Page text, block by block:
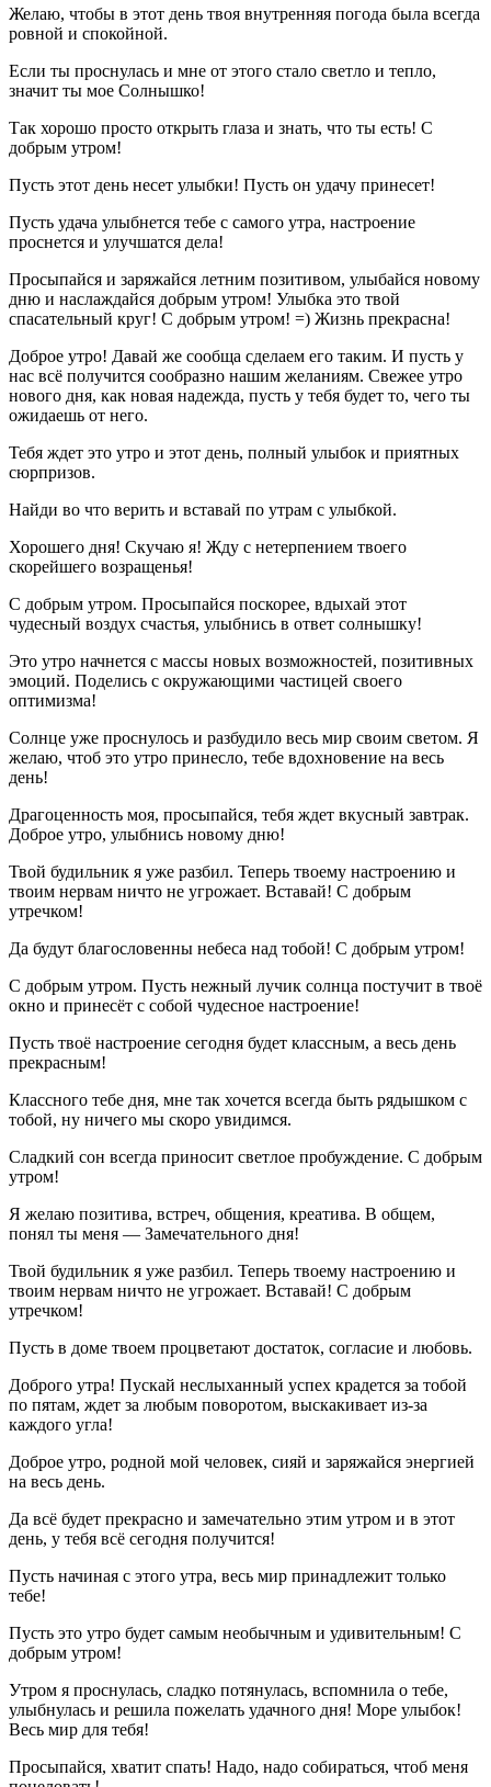
Желаю, чтобы в этот день твоя внутренняя погода была всегда
ровной и спокойной.
Если ты проснулась и мне от этого стало светло и тепло,
значит ты мое Солнышко!
Так хорошо просто открыть глаза и знать, что ты есть! С
добрым утром!
Пусть этот день несет улыбки! Пусть он удачу принесет!
Пусть удача улыбнется тебе с самого утра, настроение
проснется и улучшатся дела!
Просыпайся и заряжайся летним позитивом, улыбайся новому
дню и наслаждайся добрым утром! Улыбка это твой
спасательный круг! С добрым утром! =) Жизнь прекрасна!
Доброе утро! Давай же сообща сделаем его таким. И пусть у
нас всё получится сообразно нашим желаниям. Свежее утро
нового дня, как новая надежда, пусть у тебя будет то, чего ты
ожидаешь от него.
Тебя ждет это утро и этот день, полный улыбок и приятных
сюрпризов.
Найди во что верить и вставай по утрам с улыбкой.
Хорошего дня! Скучаю я! Жду с нетерпением твоего
скорейшего возращенья!
С добрым утром. Просыпайся поскорее, вдыхай этот
чудесный воздух счастья, улыбнись в ответ солнышку!
Это утро начнется с массы новых возможностей, позитивных
эмоций. Поделись с окружающими частицей своего
оптимизма!
Солнце уже проснулось и разбудило весь мир своим светом. Я
желаю, чтоб это утро принесло, тебе вдохновение на весь
день!
Драгоценность моя, просыпайся, тебя ждет вкусный завтрак.
Доброе утро, улыбнись новому дню!
Твой будильник я уже разбил. Теперь твоему настроению и
твоим нервам ничто не угрожает. Вставай! С добрым
утречком!
Да будут благословенны небеса над тобой! С добрым утром!
С добрым утром. Пусть нежный лучик солнца постучит в твоё
окно и принесёт с собой чудесное настроение!
Пусть твоё настроение сегодня будет классным, а весь день
прекрасным!
Классного тебе дня, мне так хочется всегда быть рядышком с
тобой, ну ничего мы скоро увидимся.
Сладкий сон всегда приносит светлое пробуждение. С добрым
утром!
Я желаю позитива, встреч, общения, креатива. В общем,
понял ты меня — Замечательного дня!
Твой будильник я уже разбил. Теперь твоему настроению и
твоим нервам ничто не угрожает. Вставай! С добрым
утречком!
Пусть в доме твоем процветают достаток, согласие и любовь.
Доброго утра! Пускай неслыханный успех крадется за тобой
по пятам, ждет за любым поворотом, выскакивает из-за
каждого угла!
Доброе утро, родной мой человек, сияй и заряжайся энергией
на весь день.
Да всё будет прекрасно и замечательно этим утром и в этот
день, у тебя всё сегодня получится!
Пусть начиная с этого утра, весь мир принадлежит только
тебе!
Пусть это утро будет самым необычным и удивительным! С
добрым утром!
Утром я проснулась, сладко потянулась, вспомнила о тебе,
улыбнулась и решила пожелать удачного дня! Море улыбок!
Весь мир для тебя!
Просыпайся, хватит спать! Надо, надо собираться, чтоб меня